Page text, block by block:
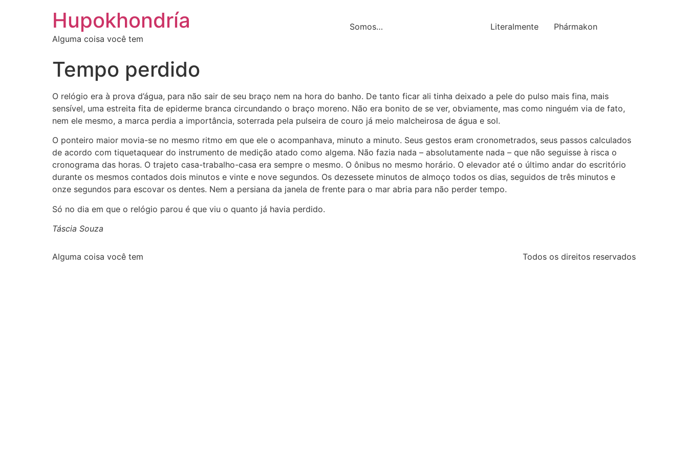
Hupokhondría
Alguma coisa você tem
Somos… Literalmente Phármakon
Tempo perdido
O relógio era à prova d’água, para não sair de seu braço nem na hora do banho. De tanto ficar ali tinha deixado a pele do pulso mais fina, mais
sensível, uma estreita fita de epiderme branca circundando o braço moreno. Não era bonito de se ver, obviamente, mas como ninguém via de fato,
nem ele mesmo, a marca perdia a importância, soterrada pela pulseira de couro já meio malcheirosa de água e sol.
O ponteiro maior movia-se no mesmo ritmo em que ele o acompanhava, minuto a minuto. Seus gestos eram cronometrados, seus passos calculados
de acordo com tiquetaquear do instrumento de medição atado como algema. Não fazia nada – absolutamente nada – que não seguisse à risca o
cronograma das horas. O trajeto casa-trabalho-casa era sempre o mesmo. O ônibus no mesmo horário. O elevador até o último andar do escritório
durante os mesmos contados dois minutos e vinte e nove segundos. Os dezessete minutos de almoço todos os dias, seguidos de três minutos e
onze segundos para escovar os dentes. Nem a persiana da janela de frente para o mar abria para não perder tempo.
Só no dia em que o relógio parou é que viu o quanto já havia perdido.
Táscia Souza
Alguma coisa você tem Todos os direitos reservados